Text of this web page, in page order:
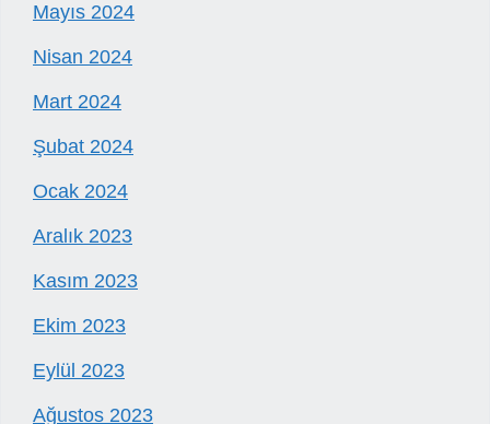
Mayıs 2024
Nisan 2024
Mart 2024
Şubat 2024
Ocak 2024
Aralık 2023
Kasım 2023
Ekim 2023
Eylül 2023
Ağustos 2023